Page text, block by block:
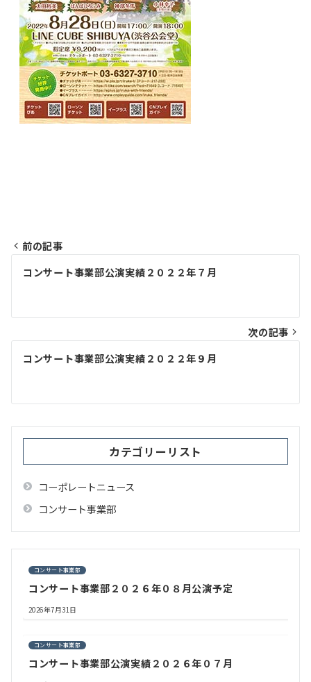
投
ナ
ビ
ゲ
シ
ョ
前の記事
コンサート事業部公演実績２０２２年７月
次の記事
コンサート事業部公演実績２０２２年９月
カテゴリーリスト
コーポレートニュース
コンサート事業部
コンサート事業部
コンサート事業部２０２６年０８月公演予定
2026年7月31日
コンサート事業部
コンサート事業部公演実績２０２６年０７月